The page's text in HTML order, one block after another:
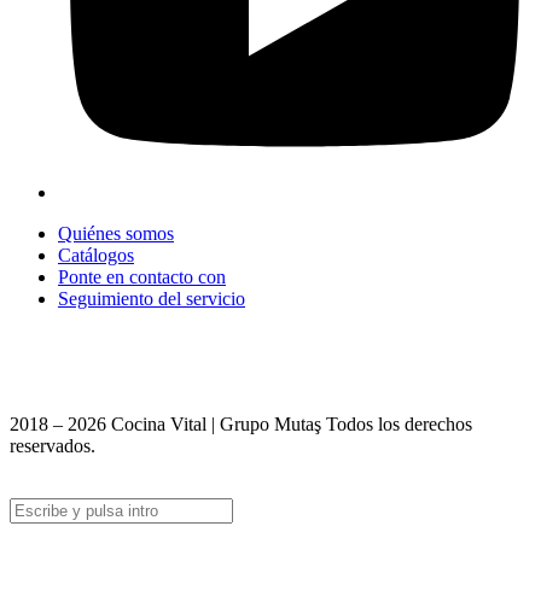
Quiénes somos
Catálogos
Ponte en contacto con
Seguimiento del servicio
2018 – 2026 Cocina Vital | Grupo Mutaş Todos los derechos
reservados.